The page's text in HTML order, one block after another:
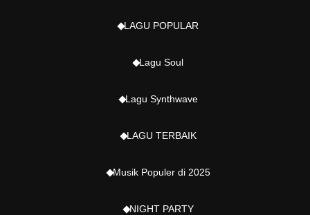
LAGU POPULAR
Lagu Soul
Lagu Synthwave
LAGU TERBAIK
Musik Populer di 2025
NIGHT PARTY